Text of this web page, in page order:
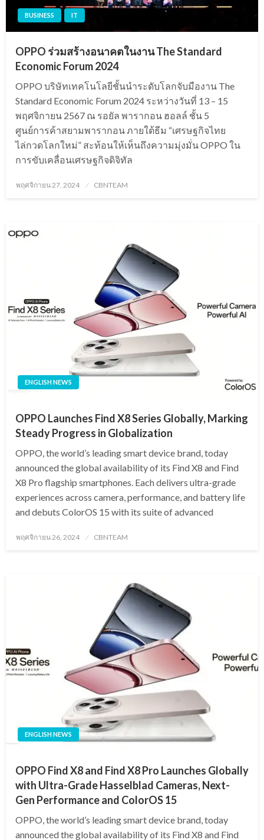
BUSINESS IT
OPPO ร่วมสร้างอนาคตในงาน The Standard
Economic Forum 2024
OPPO บริษัทเทคโนโลยีชั้นนำระดับโลกจับมืองาน The
Standard Economic Forum 2024 ระหว่างวันที่ 13 – 15
พฤศจิกายน 2567 ณ รอยัล พารากอน ฮอลล์ ชั้น 5
ศูนย์การค้าสยามพารากอน ภายใต้ธีม “เศรษฐกิจไทย
ไล่กวดโลกใหม่” สะท้อนให้เห็นถึงความมุ่งมั่น OPPO ใน
การขับเคลื่อนเศรษฐกิจดิจิทัล
Posted
พฤศจิกายน 27, 2024 CBNTEAM
ENGLISH NEWS
OPPO Launches Find X8 Series Globally, Marking
Steady Progress in Globalization
OPPO, the world’s leading smart device brand, today
announced the global availability of its Find X8 and Find
X8 Pro flagship smartphones. Each delivers ultra-grade
experiences across camera, performance, and battery life
and debuts ColorOS 15 with its suite of advanced
Posted
พฤศจิกายน 26, 2024 CBNTEAM
ENGLISH NEWS
OPPO Find X8 and Find X8 Pro Launches Globally
with Ultra-Grade Hasselblad Cameras, Next-
Gen Performance and ColorOS 15
OPPO, the world’s leading smart device brand, today
announced the global availability of its Find X8 and Find